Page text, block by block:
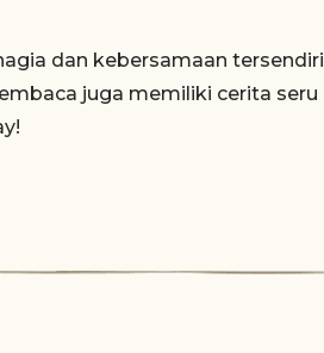
dan kebersamaan tersendiri
juga memiliki cerita seru